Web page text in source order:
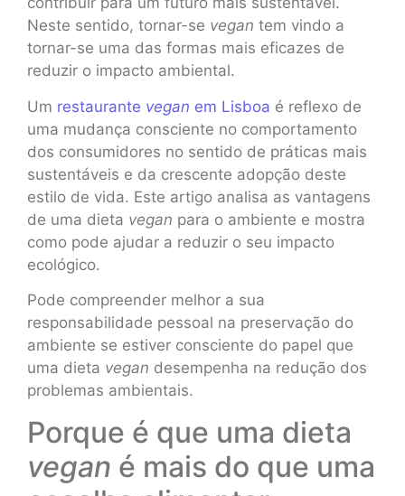
Neste sentido, tornar-se vegan tem vindo a
tornar-se uma das formas mais eficazes de
reduzir o impacto ambiental.
Um restaurante vegan em Lisboa é reflexo de
uma mudança consciente no comportamento
dos consumidores no sentido de práticas mais
sustentáveis e da crescente adopção deste
estilo de vida. Este artigo analisa as vantagens
de uma dieta vegan para o ambiente e mostra
como pode ajudar a reduzir o seu impacto
ecológico.
Pode compreender melhor a sua
responsabilidade pessoal na preservação do
ambiente se estiver consciente do papel que
uma dieta vegan desempenha na redução dos
problemas ambientais.
Porque é que uma dieta
vegan é mais do que uma